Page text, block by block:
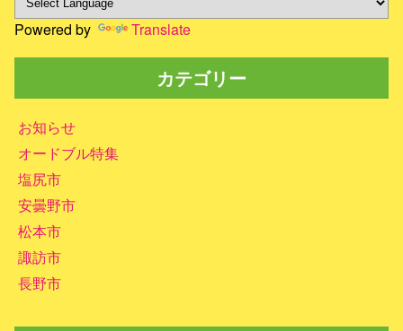
ビ
ゲ
ー
ョ
ン
Powered by Translate
カテゴリー
お知らせ
オードブル特集
塩尻市
安曇野市
松本市
諏訪市
長野市